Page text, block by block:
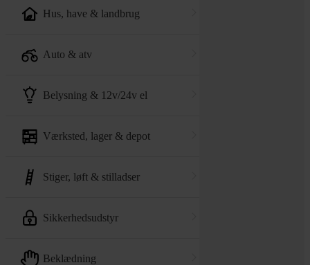
hus, have & landbrug
auto & atv
belysning & 12v/24v el
værksted, lager & depot
stiger, løft & stilladser
sikkerhedsudstyr
beklædning